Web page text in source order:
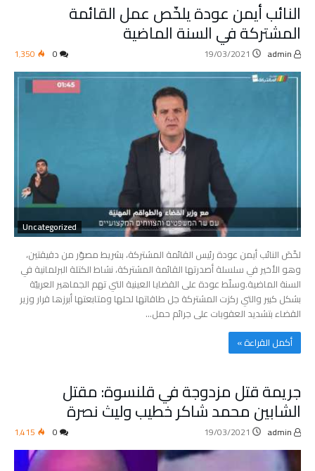
النائب أيمن عودة يلخّص عمل القائمة
المشتركة في السنة الماضية
19/03/2021 1٬350
Uncategorized
لخّصَ النائب أيمن عودة رئيس القائمة المشتركة، بشريط مصوّر من دقيقتين،
وهو الأخير في سلسلة أصدرتها القائمة المشتركة، نشاط الكتلة البرلمانية في
السنة الماضية.وسلّط عودة على القضايا العينية التي تهم الجماهير العربيّة
بشكل كبير والتي ركزت المشتركة جل طاقاتها لحلها ومتابعتها أبرزها قرار وزير
القضاء بتشديد العقوبات على جرائم حمل…
‫أكمل القراءة »‬
جريمة قتل مزدوجة في قلنسوة: مقتل
الشابين محمد شاكر خطيب وليث نصرة
19/03/2021 1٬415